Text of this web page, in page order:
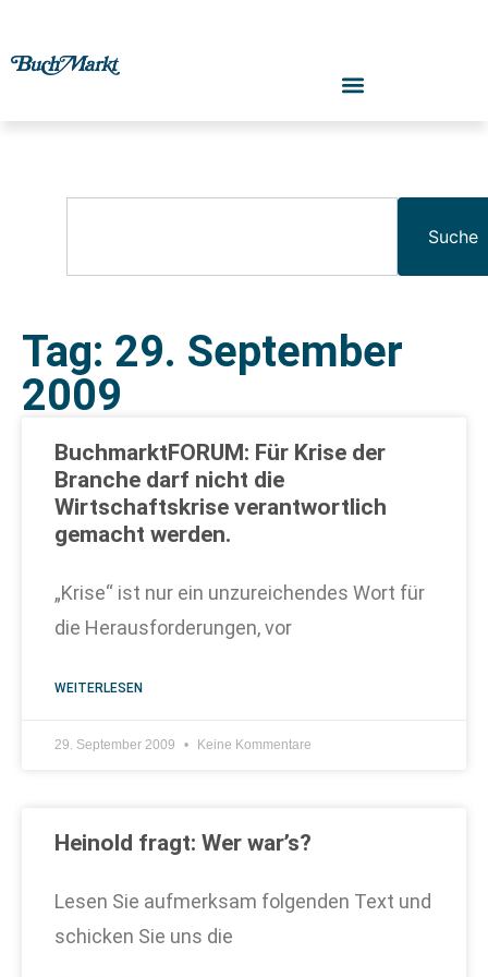
Suche
Tag: 29. September
2009
BuchmarktFORUM: Für Krise der
Branche darf nicht die
Wirtschaftskrise verantwortlich
gemacht werden.
„Krise“ ist nur ein unzureichendes Wort für
die Herausforderungen, vor
WEITERLESEN
29. September 2009 Keine Kommentare
Heinold fragt: Wer war’s?
Lesen Sie aufmerksam folgenden Text und
schicken Sie uns die